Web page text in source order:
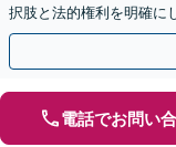
択肢と法的権利を明確に
たします【当日・休日・
電話でお問い